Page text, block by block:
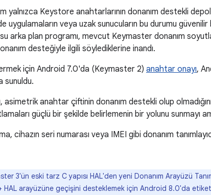
yalnızca Keystore anahtarlarının donanım destekli
uygulamaların veya uzak sunucuların bu durumu
arka plan programı, mevcut Keymaster donanım
desteğiyle ilgili söylediklerine inandı.
için Android 7.0'da (Keymaster 2) anahtar onayı,
sunuldu.
asimetrik anahtar çiftinin donanım destekli olup
güçlü bir şekilde belirlemenin bir yolunu sunmayı
cihazın seri numarası veya IMEI gibi donanım
3'ün eski tarz C yapısı HAL'den yeni Donanım Arayüzü
HAL arayüzüne geçişini desteklemek için Android 8.0'da